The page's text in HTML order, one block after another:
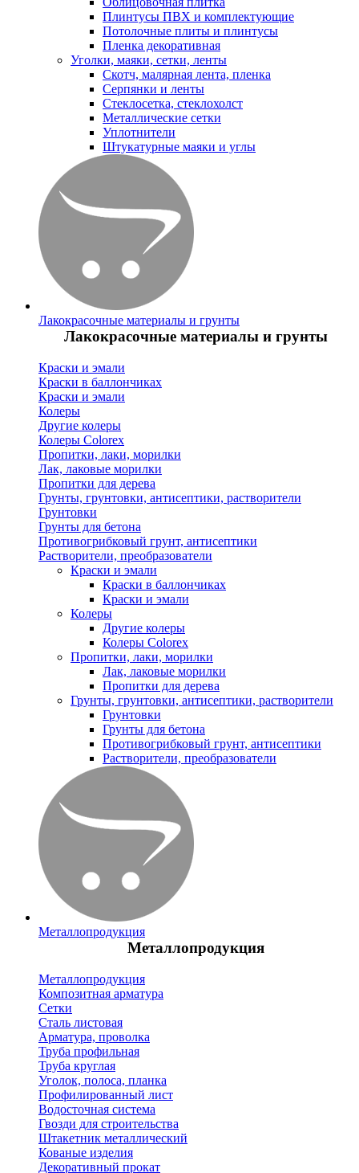
Плинтусы ПВХ и комплектующие
Потолочные плиты и плинтусы
Пленка декоративная
Уголки, маяки, сетки, ленты
Скотч, малярная лента, пленка
Серпянки и ленты
Стеклосетка, стеклохолст
Металлические сетки
Уплотнители
Штукатурные маяки и углы
Лакокрасочные материалы и грунты
Лакокрасочные материалы и грунты
Краски и эмали
Краски в баллончиках
Краски и эмали
Колеры
Другие колеры
Колеры Colorex
Пропитки, лаки, морилки
Лак, лаковые морилки
Пропитки для дерева
Грунты, грунтовки, антисептики, растворители
Грунтовки
Грунты для бетона
Противогрибковый грунт, антисептики
Растворители, преобразователи
Краски и эмали
Краски в баллончиках
Краски и эмали
Колеры
Другие колеры
Колеры Colorex
Пропитки, лаки, морилки
Лак, лаковые морилки
Пропитки для дерева
Грунты, грунтовки, антисептики, растворители
Грунтовки
Грунты для бетона
Противогрибковый грунт, антисептики
Растворители, преобразователи
Металлопродукция
Металлопродукция
Металлопродукция
Композитная арматура
Сетки
Сталь листовая
Арматура, проволка
Труба профильная
Труба круглая
Уголок, полоса, планка
Профилированный лист
Водосточная система
Гвозди для строительства
Штакетник металлический
Кованые изделия
Декоративный прокат